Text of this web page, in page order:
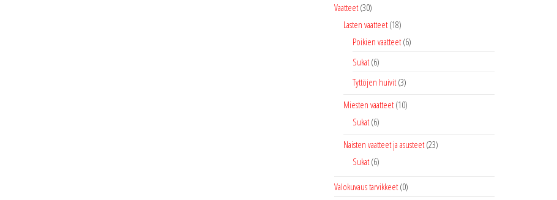
Vaatteet (30)
Lasten vaatteet (18)
Poikien vaatteet (6)
Sukat (6)
Tyttöjen huivit (3)
Miesten vaatteet (10)
Sukat (6)
Naisten vaatteet ja asusteet (23)
Sukat (6)
Valokuvaus tarvikkeet (0)